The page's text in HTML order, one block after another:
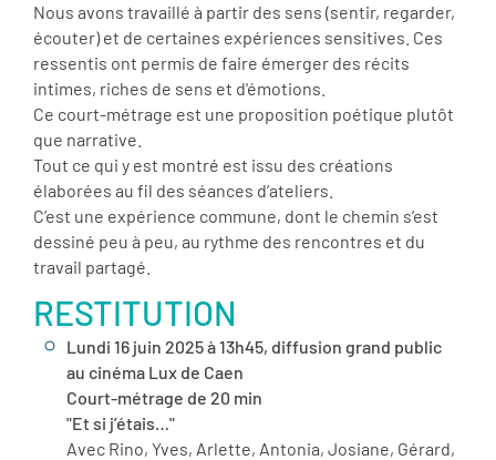
Nous avons travaillé à partir des sens (sentir, regarder,
écouter) et de certaines expériences sensitives. Ces
ressentis ont permis de faire émerger des récits
intimes, riches de sens et d'émotions.
Ce court-métrage est une proposition poétique plutôt
que narrative.
Tout ce qui y est montré est issu des créations
élaborées au fil des séances d’ateliers.
C’est une expérience commune, dont le chemin s’est
dessiné peu à peu, au rythme des rencontres et du
travail partagé.
RESTITUTION
Lundi 16 juin 2025 à 13h45, diffusion grand public
au cinéma Lux de Caen
Court-métrage de 20 min
"Et si j’étais…"
Avec Rino, Yves, Arlette, Antonia, Josiane, Gérard,